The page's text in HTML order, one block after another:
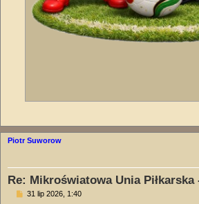
Piotr Suworow
Re: Mikroświatowa Unia
P31 lip 2026, 1:40